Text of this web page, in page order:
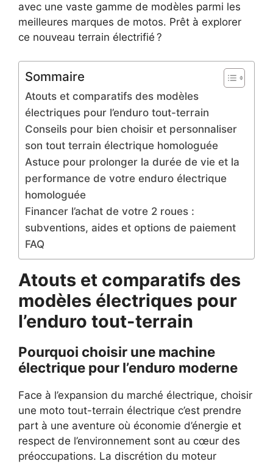
avec une vaste gamme de modèles parmi les
meilleures marques de motos. Prêt à explorer
ce nouveau terrain électrifié ?
Sommaire
Atouts et comparatifs des modèles
électriques pour l’enduro tout-terrain
Conseils pour bien choisir et personnaliser
son tout terrain électrique homologuée
Astuce pour prolonger la durée de vie et la
performance de votre enduro électrique
homologuée
Financer l’achat de votre 2 roues :
subventions, aides et options de paiement
FAQ
Atouts et comparatifs des
modèles électriques pour
l’enduro tout-terrain
Pourquoi choisir une machine
électrique pour l’enduro moderne
Face à l’expansion du marché électrique, choisir
une moto tout-terrain électrique c’est prendre
part à une aventure où économie d’énergie et
respect de l’environnement sont au cœur des
préoccupations. La discrétion du moteur